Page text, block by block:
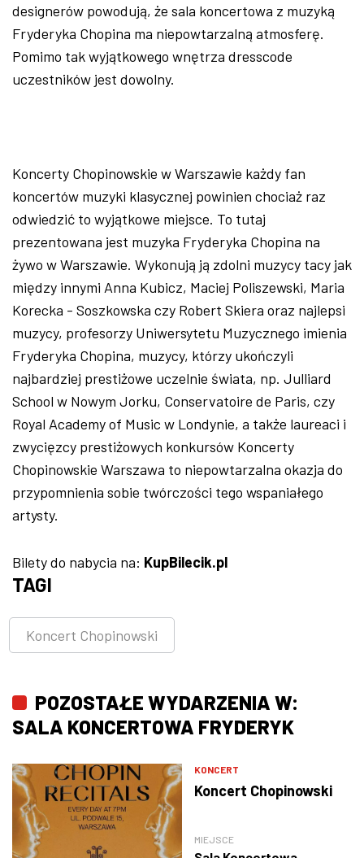
designerów powodują, że sala koncertowa z muzyką
Fryderyka Chopina ma niepowtarzalną atmosferę.
Pomimo tak wyjątkowego wnętrza dresscode
uczestników jest dowolny.
Koncerty Chopinowskie w Warszawie każdy fan
koncertów muzyki klasycznej powinien chociaż raz
odwiedzić to wyjątkowe miejsce. To tutaj
prezentowana jest muzyka Fryderyka Chopina na
żywo w Warszawie. Wykonują ją zdolni muzycy tacy jak
między innymi Anna Kubicz, Maciej Poliszewski, Maria
Korecka - Soszkowska czy Robert Skiera oraz najlepsi
muzycy, profesorzy Uniwersytetu Muzycznego imienia
Fryderyka Chopina, muzycy, którzy ukończyli
najbardziej prestiżowe uczelnie świata, np. Julliard
School w Nowym Jorku, Conservatoire de Paris, czy
Royal Academy of Music w Londynie, a także laureaci i
zwycięzcy prestiżowych konkursów Koncerty
Chopinowskie Warszawa to niepowtarzalna okazja do
przypomnienia sobie twórczości tego wspaniałego
artysty.
Bilety do nabycia na: KupBilecik.pl
TAGI
Koncert Chopinowski
POZOSTAŁE WYDARZENIA W:
SALA KONCERTOWA FRYDERYK
KONCERT
Koncert Chopinowski
MIEJSCE